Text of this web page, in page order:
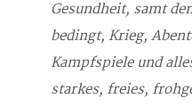
Gesundheit, samt
bedingt, Krieg,
Kampfspiele und
starkes, freies,